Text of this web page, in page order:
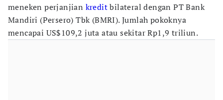
meneken perjanjian kreditbilateral dengan PT Bank
Mandiri (Persero) Tbk (BMRI). Jumlah pokoknya
mencapai US$109,2 juta atau sekitar Rp1,9 triliun.